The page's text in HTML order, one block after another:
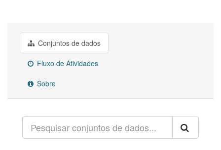
Conjuntos de dados
Fluxo de Atividades
Sobre